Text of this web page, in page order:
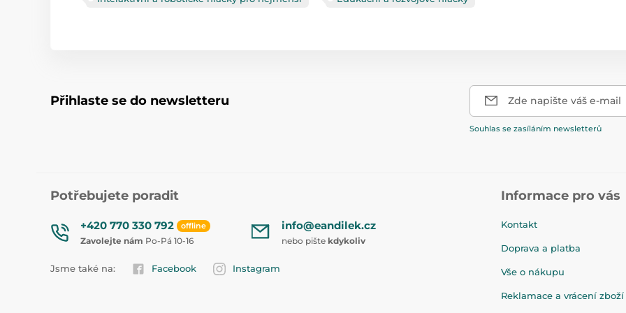
Přihlaste se do newsletteru Zde napište váš e-mail
Souhlas se zasíláním newsletterů
Potřebujete poradit
+420 770 330 792 offline
Zavolejte nám Po-Pá 10-16
info@eandilek.cz
nebo pište kdykoliv
Jsme také na: Facebook Instagram
Informace pro vás
Kontakt
Doprava a platba
Vše o nákupu
Reklamace a vrácení zboží